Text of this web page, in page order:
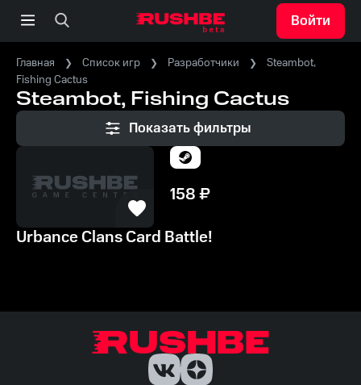
Войти
Главная Список игр Разработчики
Steambot,
Fishing Cactus
Steambot, Fishing Cactus
Показать фильтры
158₽
Urbance Clans Card Battle!